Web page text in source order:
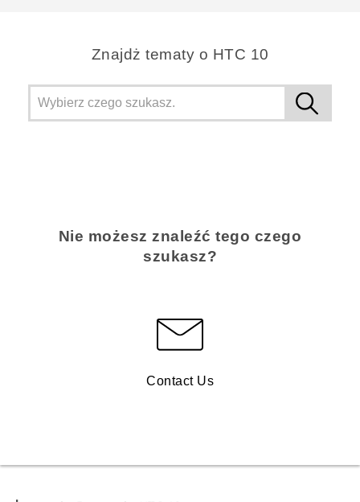
Znajdż tematy o HTC 10
Nie możesz znaleźć tego czego
szukasz?
Contact Us